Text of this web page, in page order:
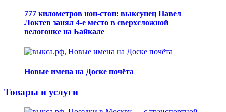
777 километров нон-стоп: выксунец Павел
Локтев занял 4-е место в сверхсложной
велогонке на Байкале
Новые имена на Доске почёта
Товары и услуги